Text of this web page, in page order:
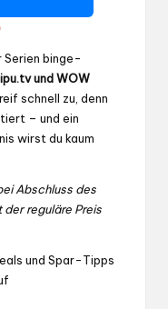
binge-
und WOW
schnell zu, denn
– und ein
wirst du kaum
Abschluss des
reguläre Preis
und Spar-Tipps